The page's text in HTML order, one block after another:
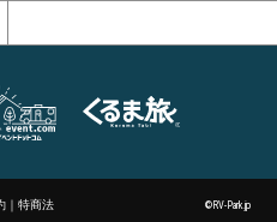
｜特商法 ©RV-Park.jp